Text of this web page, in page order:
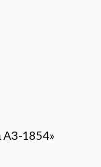
АЗ-1854»